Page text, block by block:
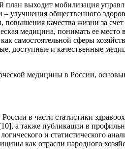
план выходит мобилизация
улучшения общественного
качества жизни за
медицина, понимать ее место
самостоятельной сферы
доступные и качественные
медицины в России,
в части статистики
а также публикации в
и статистического
как отрасли народного